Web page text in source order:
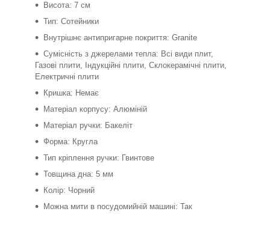
Висота: 7 см
Тип: Сотейники
Внутрішнє антипригарне покриття: Granite
Сумісність з джерелами тепла: Всі види плит,
Газові плити, Індукційні плити, Склокерамічні плити,
Електричні плити
Кришка: Немає
Матеріал корпусу: Алюміній
Матеріал ручки: Бакеліт
Форма: Кругла
Тип кріплення ручки: Гвинтове
Товщина дна: 5 мм
Колір: Чорний
Можна мити в посудомийній машині: Так